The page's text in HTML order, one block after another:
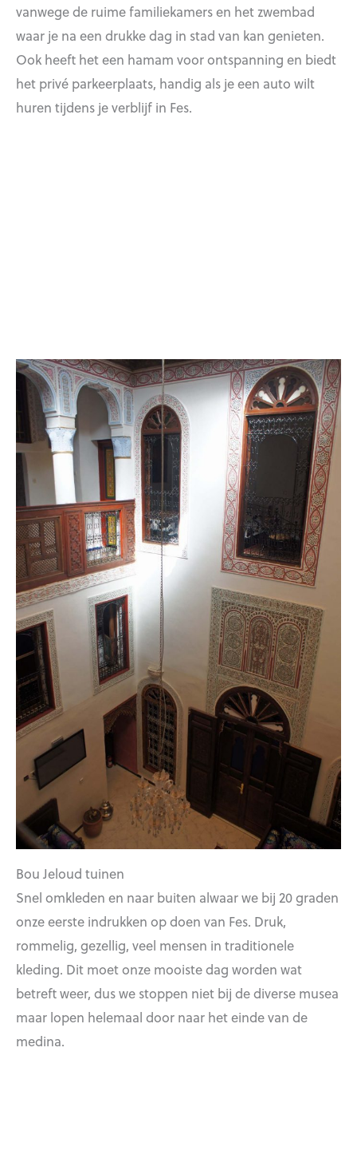
vanwege de ruime familiekamers en het zwembad
waar je na een drukke dag in stad van kan genieten.
Ook heeft het een hamam voor ontspanning en biedt
het privé parkeerplaats, handig als je een auto wilt
huren tijdens je verblijf in Fes.
Bou Jeloud tuinen
Snel omkleden en naar buiten alwaar we bij 20 graden
onze eerste indrukken op doen van Fes. Druk,
rommelig, gezellig, veel mensen in traditionele
kleding. Dit moet onze mooiste dag worden wat
betreft weer, dus we stoppen niet bij de diverse musea
maar lopen helemaal door naar het einde van de
medina.